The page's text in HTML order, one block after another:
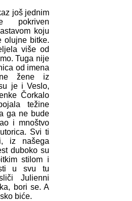
još jednim
pokriven
koju
olujne bitke.
više od
Tuga nije
od imena
žene iz
je i Veslo,
Čorkalo
težine
ga ne bude
i mnoštvo
Svi ti
iz našega
duboko su
stilom i
u svu tu
Julienni
bori se. A
biće.